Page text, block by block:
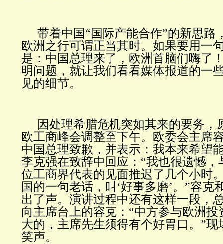
带着中国“国际产能合作”的新思路
欧洲之行可谓正当其时。如果要用一
是：中国总理来了，欧洲首脑们嗨了
明问题，就让我们看看媒体报道的一
见的细节。
因处理希腊危机突如其来的要务，
欧工商峰会调整至下午。欧委会主席
中国总理致歉，并表示：我本来希望
李克强在致辞中回应：“我也很遗憾，
位工商界代表的见面推迟了几个小时
国的一句老话，叫‘好事多磨’。”容克
出了声。演讲过程中还有这样一段，
向主席台上的容克：“中方参与欧洲
大的，主席先生须得有个好胃口。”
笑声。